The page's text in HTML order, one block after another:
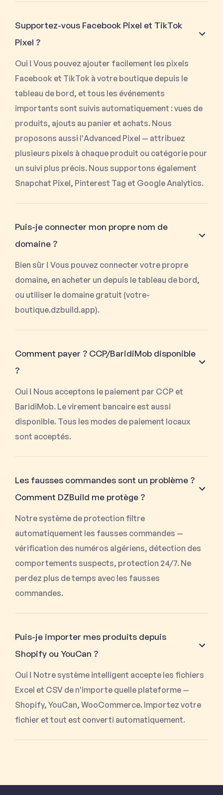
Supportez-vous Facebook Pixel et TikTok
Pixel ?
Oui ! Vous pouvez ajouter facilement les pixels
Facebook et TikTok à votre boutique depuis le
tableau de bord, et tous les événements
importants sont suivis automatiquement : vues de
produits, ajouts au panier et achats. Nous
proposons aussi l'Advanced Pixel — attribuez
plusieurs pixels à chaque produit ou catégorie pour
un suivi plus précis. Nous supportons également
Snapchat Pixel, Pinterest Tag et Google Analytics.
Puis-je connecter mon propre nom de
domaine ?
Bien sûr ! Vous pouvez connecter votre propre
domaine, en acheter un depuis le tableau de bord,
ou utiliser le domaine gratuit (votre-
boutique.dzbuild.app).
Comment payer ? CCP/BaridiMob disponible
?
Oui ! Nous acceptons le paiement par CCP et
BaridiMob. Le virement bancaire est aussi
disponible. Tous les modes de paiement locaux
sont acceptés.
Les fausses commandes sont un problème ?
Comment DZBuild me protège ?
Notre système de protection filtre
automatiquement les fausses commandes —
vérification des numéros algériens, détection des
comportements suspects, protection 24/7. Ne
perdez plus de temps avec les fausses
commandes.
Puis-je importer mes produits depuis
Shopify ou YouCan ?
Oui ! Notre système intelligent accepte les fichiers
Excel et CSV de n'importe quelle plateforme —
Shopify, YouCan, WooCommerce. Importez votre
fichier et tout est converti automatiquement.